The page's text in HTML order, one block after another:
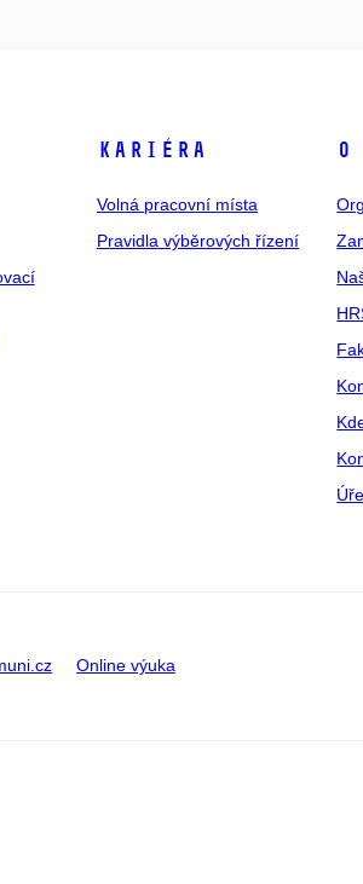
Kariéra
Volná pracovní místa
Pravidla výběrových řízení
Online výuka